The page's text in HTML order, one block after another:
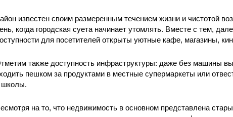
известен своим размеренным течением жизни и чистотой
когда городская суета начинает утомлять. Вместе с тем,
для посетителей открыты уютные кафе, магазины,
также доступность инфраструктуры: даже без машины
пешком за продуктами в местные супермаркеты или
школы.
на то, что недвижимость в основном представлена